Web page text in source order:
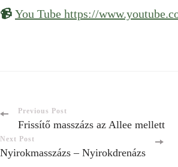
📹 You Tube https://
Previous Post
Frissítő masszázs az Allee mellett
Next Post
Nyirokmasszázs – Nyirokdrenázs